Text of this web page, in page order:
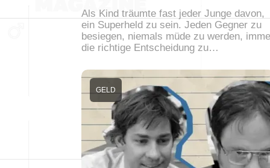
Als Kind träumte fast jeder Junge davon,
ein Superheld zu sein. Jeden Gegner zu
besiegen, niemals müde zu werden,
die richtige Entscheidung zu…
GELD